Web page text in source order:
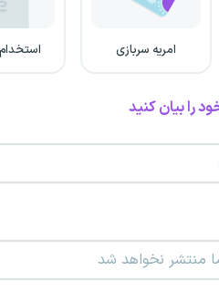
امریه سربازی
را بیان کنید